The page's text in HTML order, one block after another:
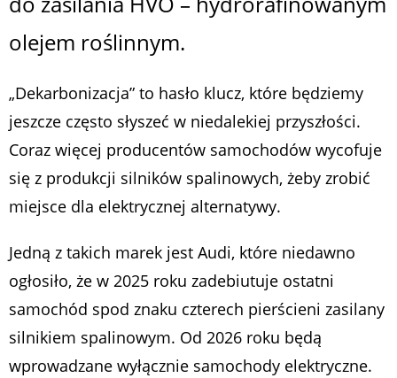
olejem roślinnym.
„Dekarbonizacja” to hasło klucz, które będziemy
jeszcze często słyszeć w niedalekiej przyszłości.
Coraz więcej producentów samochodów wycofuje
się z produkcji silników spalinowych, żeby zrobić
miejsce dla elektrycznej alternatywy.
Jedną z takich marek jest Audi, które niedawno
ogłosiło, że w 2025 roku zadebiutuje ostatni
samochód spod znaku czterech pierścieni zasilany
silnikiem spalinowym. Od 2026 roku będą
wprowadzane wyłącznie samochody elektryczne.